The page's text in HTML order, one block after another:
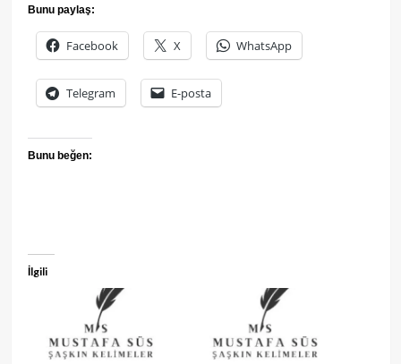
Bunu paylaş:
Facebook X WhatsApp
Telegram E-posta
Bunu beğen:
İlgili